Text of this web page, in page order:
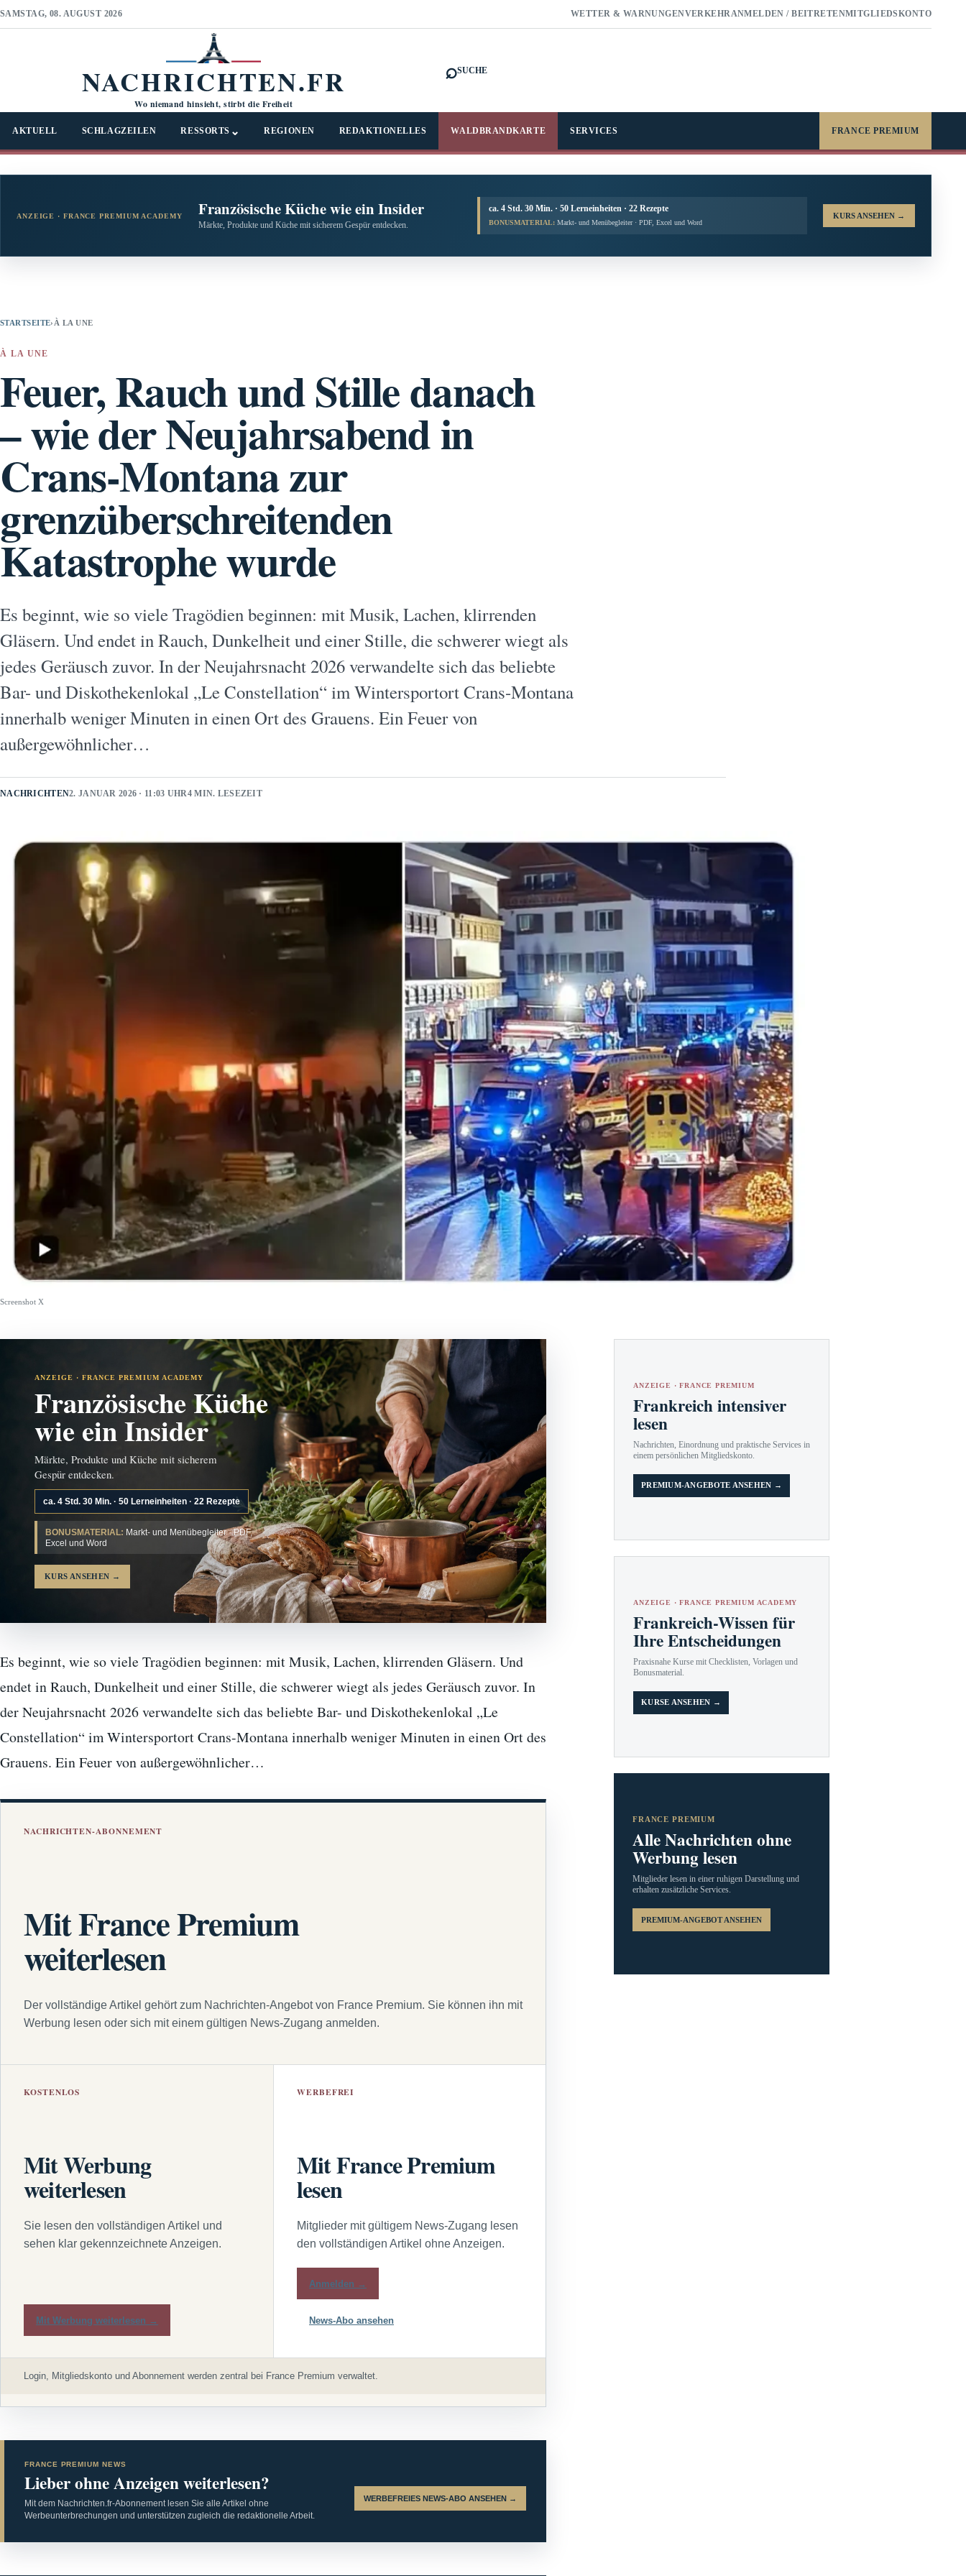
SAMSTAG, 08. AUGUST 2026 WETTER & WARNUNGENVERKEHRANMELDEN / BEITRETENMITGLIEDSKONTO
NACHRICHTEN.FR
Wo niemand hinsieht, stirbt die Freiheit
⌕SUCHE
AKTUELL SCHLAGZEILEN RESSORTS ⌄ REGIONEN REDAKTIONELLES WALDBRANDKARTE SERVICES FRANCE PREMIUM
ANZEIGE · FRANCE PREMIUM ACADEMY Französische Küche wie ein Insider
Märkte, Produkte und Küche mit sicherem Gespür entdecken.
ca. 4 Std. 30 Min. · 50 Lerneinheiten · 22 Rezepte
BONUSMATERIAL: Markt- und Menübegleiter · PDF, Excel und Word
KURS ANSEHEN →
STARTSEITE› À LA UNE
À LA UNE
Feuer, Rauch und Stille danach
– wie der Neujahrsabend in
Crans-Montana zur
grenzüberschreitenden
Katastrophe wurde
Es beginnt, wie so viele Tragödien beginnen: mit Musik, Lachen, klirrenden
Gläsern. Und endet in Rauch, Dunkelheit und einer Stille, die schwerer wiegt als
jedes Geräusch zuvor. In der Neujahrsnacht 2026 verwandelte sich das beliebte
Bar- und Diskothekenlokal „Le Constellation“ im Wintersportort Crans-Montana
innerhalb weniger Minuten in einen Ort des Grauens. Ein Feuer von
außergewöhnlicher…
NACHRICHTEN2. JANUAR 2026 · 11:03 UHR4 MIN. LESEZEIT
Screenshot X
ANZEIGE · FRANCE PREMIUM ACADEMY
Französische Küche
wie ein Insider
Märkte, Produkte und Küche mit sicherem
Gespür entdecken.
ca. 4 Std. 30 Min. · 50 Lerneinheiten · 22 Rezepte
BONUSMATERIAL: Markt- und Menübegleiter · PDF,
Excel und Word
KURS ANSEHEN →
Es beginnt, wie so viele Tragödien beginnen: mit Musik, Lachen, klirrenden Gläsern. Und
endet in Rauch, Dunkelheit und einer Stille, die schwerer wiegt als jedes Geräusch zuvor. In
der Neujahrsnacht 2026 verwandelte sich das beliebte Bar- und Diskothekenlokal „Le
Constellation“ im Wintersportort Crans-Montana innerhalb weniger Minuten in einen Ort des
Grauens. Ein Feuer von außergewöhnlicher…
NACHRICHTEN-ABONNEMENT
Mit France Premium
weiterlesen
Der vollständige Artikel gehört zum Nachrichten-Angebot von France Premium. Sie können ihn mit
Werbung lesen oder sich mit einem gültigen News-Zugang anmelden.
KOSTENLOS
Mit Werbung
weiterlesen
Sie lesen den vollständigen Artikel und
sehen klar gekennzeichnete Anzeigen.
Mit Werbung weiterlesen →
WERBEFREI
Mit France Premium
lesen
Mitglieder mit gültigem News-Zugang lesen
den vollständigen Artikel ohne Anzeigen.
Anmelden →
News-Abo ansehen
Login, Mitgliedskonto und Abonnement werden zentral bei France Premium verwaltet.
FRANCE PREMIUM NEWS
Lieber ohne Anzeigen weiterlesen?
Mit dem Nachrichten.fr-Abonnement lesen Sie alle Artikel ohne
Werbeunterbrechungen und unterstützen zugleich die redaktionelle Arbeit.
WERBEFREIES NEWS-ABO ANSEHEN →
ANZEIGE · FRANCE PREMIUM
Frankreich intensiver
lesen
Nachrichten, Einordnung und praktische Services in
einem persönlichen Mitgliedskonto.
PREMIUM-ANGEBOTE ANSEHEN →
ANZEIGE · FRANCE PREMIUM ACADEMY
Frankreich-Wissen für
Ihre Entscheidungen
Praxisnahe Kurse mit Checklisten, Vorlagen und
Bonusmaterial.
KURSE ANSEHEN →
FRANCE PREMIUM
Alle Nachrichten ohne
Werbung lesen
Mitglieder lesen in einer ruhigen Darstellung und
erhalten zusätzliche Services.
PREMIUM-ANGEBOT ANSEHEN